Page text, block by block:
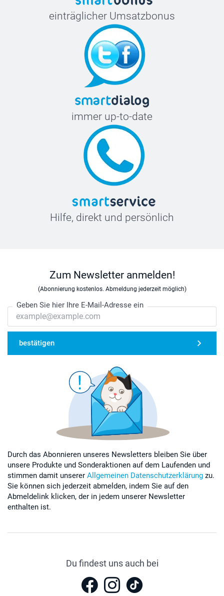
einträglicher Umsatzbonus
immer up-to-date
Hilfe, direkt und persönlich
Zum Newsletter anmelden!
(Abonnierung kostenlos. Abmeldung jederzeit möglich)
Geben Sie hier Ihre E-Mail-Adresse ein
bestätigen
Durch das Abonnieren unseres Newsletters bleiben Sie über
unsere Produkte und Sonderaktionen auf dem Laufenden und
stimmen damit unserer Allgemeinen Datenschutzerklärung zu.
Sie können sich jederzeit abmelden, indem Sie auf den
Abmeldelink klicken, der in jedem unserer Newsletter
enthalten ist.
Du findest uns auch bei